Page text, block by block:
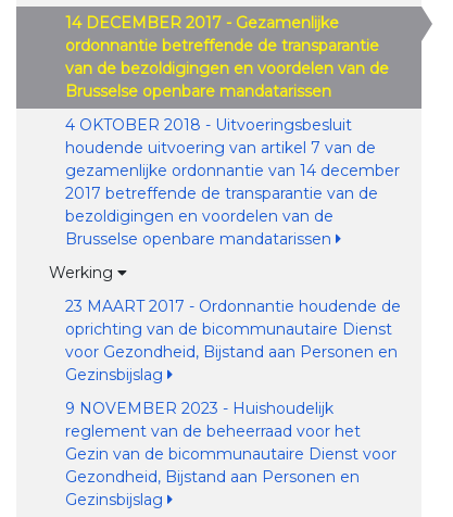
14 DECEMBER 2017 - Gezamenlijke
ordonnantie betreffende de transparantie
van de bezoldigingen en voordelen van de
Brusselse openbare mandatarissen
4 OKTOBER 2018 - Uitvoeringsbesluit
houdende uitvoering van artikel 7 van de
gezamenlijke ordonnantie van 14 december
2017 betreffende de transparantie van de
bezoldigingen en voordelen van de
Brusselse openbare mandatarissen
Werking
23 MAART 2017 - Ordonnantie houdende de
oprichting van de bicommunautaire Dienst
voor Gezondheid, Bijstand aan Personen en
Gezinsbijslag
9 NOVEMBER 2023 - Huishoudelijk
reglement van de beheerraad voor het
Gezin van de bicommunautaire Dienst voor
Gezondheid, Bijstand aan Personen en
Gezinsbijslag